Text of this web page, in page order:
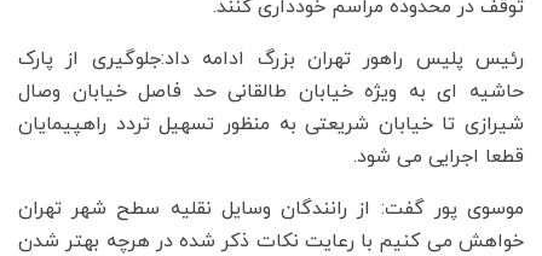
توقف در محدوده مراسم خودداری کنند.
رئیس پلیس راهور تهران بزرگ ادامه داد:جلوگیری از پارک
حاشیه ای به ویژه خیابان طالقانی حد فاصل خیابان وصال
شیرازی تا خیابان شریعتی به منظور تسهیل تردد راهپیمایان
قطعا اجرایی می شود.
موسوی پور گفت: از رانندگان وسایل نقلیه سطح شهر تهران
خواهش می کنیم با رعایت نکات ذکر شده در هرچه بهتر شدن